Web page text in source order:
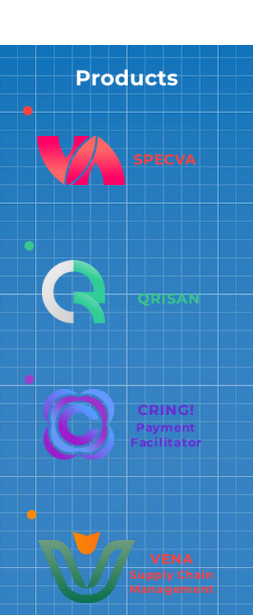
Products
SPECVA
QRISAN
CRING!
Payment
Facilitator
VENA
Supply Chain
Management